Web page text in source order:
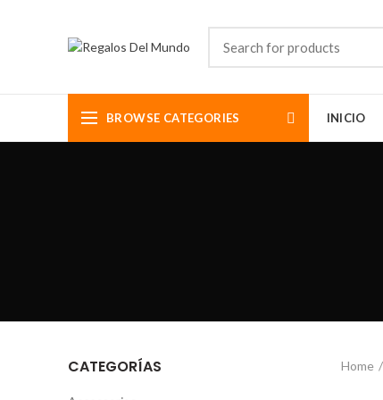
BROWSE CATEGORIES INICIO
CATEGORÍAS Home